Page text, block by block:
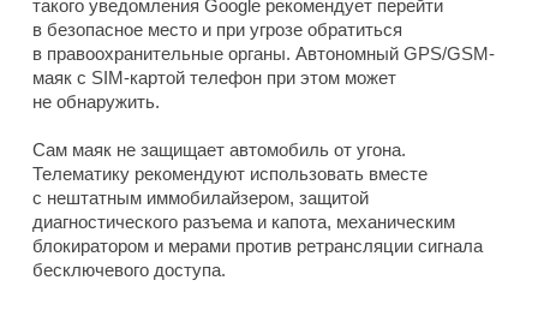
такого уведомления Google рекомендует перейти
в безопасное место и при угрозе обратиться
в правоохранительные органы. Автономный GPS/GSM-
маяк с SIM-картой телефон при этом может
не обнаружить.
Сам маяк не защищает автомобиль от угона.
Телематику рекомендуют использовать вместе
с нештатным иммобилайзером, защитой
диагностического разъема и капота, механическим
блокиратором и мерами против ретрансляции сигнала
бесключевого доступа.